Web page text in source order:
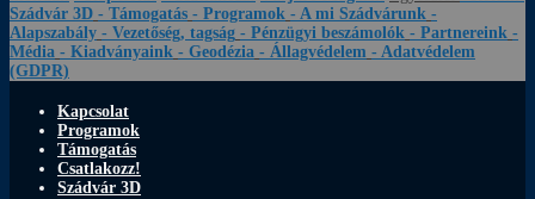
Szádvár 3D - Támogatás - Programok - A mi Szádvárunk -
Alapszabály - Vezetőség, tagság - Pénzügyi beszámolók - Partnereink -
Média - Kiadványaink - Geodézia - Állagvédelem - Adatvédelem
(GDPR)
Kapcsolat
Programok
Támogatás
Csatlakozz!
Szádvár 3D